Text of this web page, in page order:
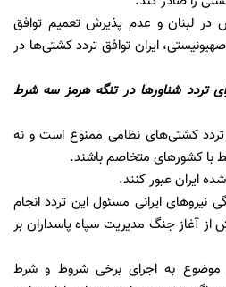
لبنان و عدم پذیرش تعمیم توافق
ایران توافق تردد کشتی‌ها در
تردد شناورها در تنگه هرمز سه شرط
تردد کشتی‌های نظامی ممنوع است و نه
با کشورهای متخاصم باشند.
نیروهای ایرانی مسئول این تردد انجام
آغاز جنگ مدیریت سپاه پاسداران بر
موضوع به اجرای برخی شروط و شرط